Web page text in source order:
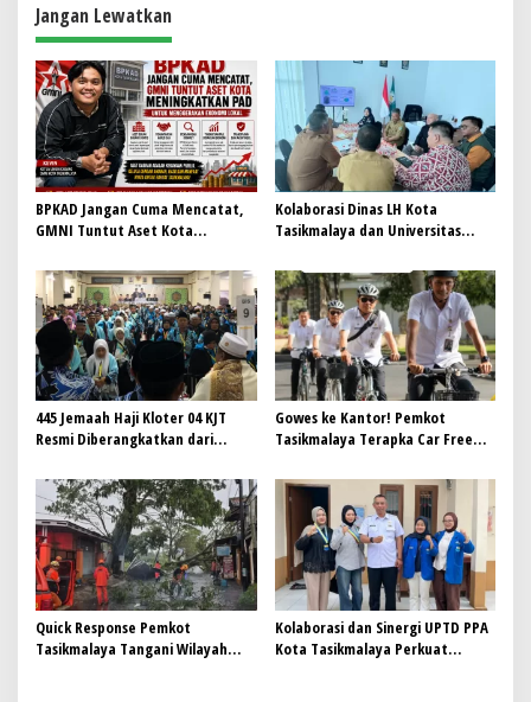
o
s
Jangan Lewatkan
BPKAD Jangan Cuma Mencatat,
GMNI Tuntut Aset Kota
menggerakan Ekonomi Lokal
Kolaborasi Dinas LH Kota
Tasikmalaya dan Universitas
Pengelolaan Sampah
Berkelanjutan
445 Jemaah Haji Kloter 04 KJT
Resmi Diberangkatkan dari
Gowes ke Kantor! Pemkot
Tasikmalaya Terapka Car Free
Quick Response Pemkot
Tasikmalaya Tangani Wilayah
Kolaborasi dan Sinergi UPTD PPA
Kota Tasikmalaya Perkuat